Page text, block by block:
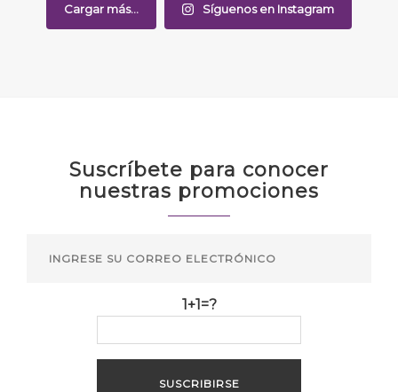
Cargar más... Síguenos en Instagram
Suscríbete para conocer
nuestras promociones
1+1=?